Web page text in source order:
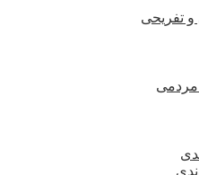
تفریحی
مردمی